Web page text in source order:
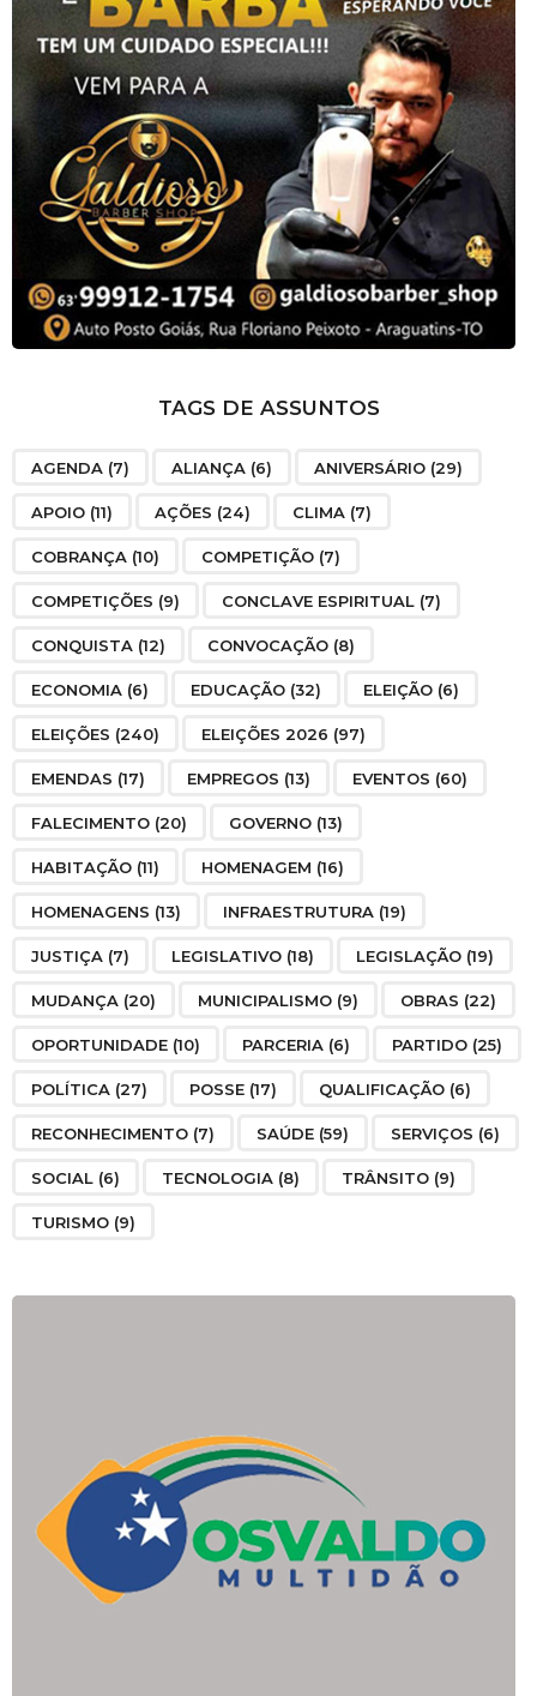
TAGS DE ASSUNTOS
AGENDA (7) ALIANÇA (6) ANIVERSÁRIO (29)
APOIO (11) AÇÕES (24) CLIMA (7)
COBRANÇA (10) COMPETIÇÃO (7)
COMPETIÇÕES (9) CONCLAVE ESPIRITUAL (7)
CONQUISTA (12) CONVOCAÇÃO (8)
ECONOMIA (6) EDUCAÇÃO (32) ELEIÇÃO (6)
ELEIÇÕES (240) ELEIÇÕES 2026 (97)
EMENDAS (17) EMPREGOS (13) EVENTOS (60)
FALECIMENTO (20) GOVERNO (13)
HABITAÇÃO (11) HOMENAGEM (16)
HOMENAGENS (13) INFRAESTRUTURA (19)
JUSTIÇA (7) LEGISLATIVO (18) LEGISLAÇÃO (19)
MUDANÇA (20) MUNICIPALISMO (9) OBRAS (22)
OPORTUNIDADE (10) PARCERIA (6) PARTIDO (25)
POLÍTICA (27) POSSE (17) QUALIFICAÇÃO (6)
RECONHECIMENTO (7) SAÚDE (59) SERVIÇOS (6)
SOCIAL (6) TECNOLOGIA (8) TRÂNSITO (9)
TURISMO (9)